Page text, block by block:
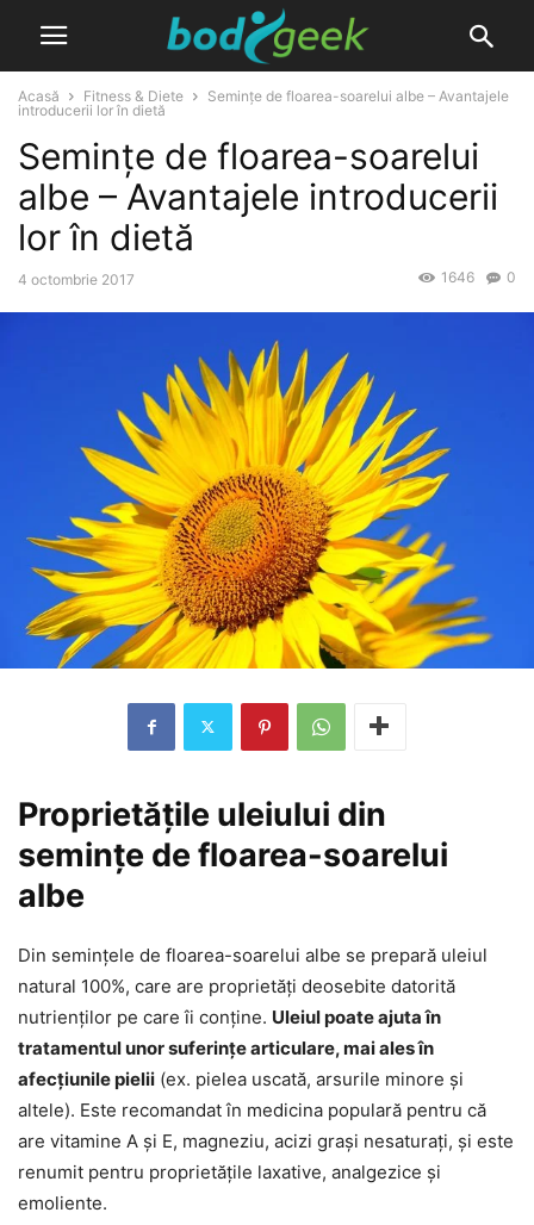
Acasă Fitness & Diete
Semințe de floarea-soarelui albe – Avantajele
introducerii lor în dietă
Semințe de floarea-soarelui
albe – Avantajele introducerii
lor în dietă
4 octombrie 2017 0
1646
Proprietățile uleiului din
semințe de floarea-soarelui
albe
Din semințele de floarea-soarelui albe se prepară uleiul
natural 100%, care are proprietăți deosebite datorită
nutrienților pe care îi conține. Uleiul poate ajuta în
tratamentul unor suferințe articulare, mai ales în
afecțiunile pielii (ex. pielea uscată, arsurile minore și
altele). Este recomandat în medicina populară pentru că
are vitamine A și E, magneziu, acizi grași nesaturați, și este
renumit pentru proprietățile laxative, analgezice și
emoliente.